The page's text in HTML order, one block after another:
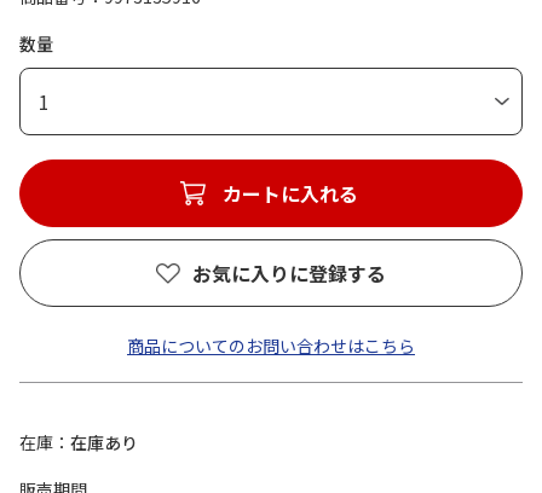
数量
1
カートに入れる
お気に入りに登録する
商品についてのお問い合わせはこちら
在庫
在庫あり